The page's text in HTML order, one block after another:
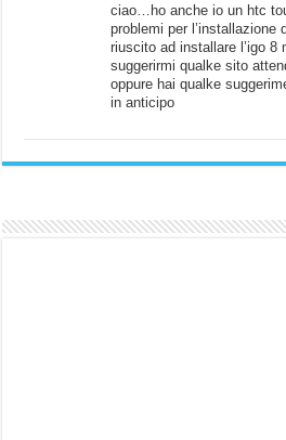
ciao…ho anche io un htc
problemi per
riuscito ad installare l’igo 8
suggerirmi qualke sito
oppure hai qualke
in anticipo